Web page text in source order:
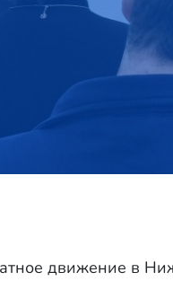
движение в